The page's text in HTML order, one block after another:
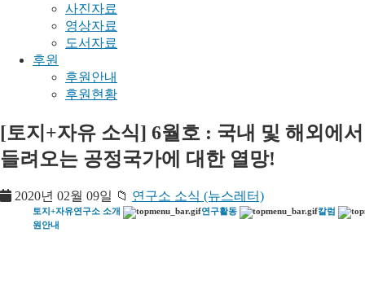
사진자료
영상자료
도서자료
후원
후원안내
후원현황
[토지+자유 소식] 6월호 : 국내 및 해외에서
들려오는 공정국가에 대한 열망!
2020년 02월 09일 📁 연구소 소식 (뉴스레터)
토지+자유연구소 소개 연구활동
칼럼
원안내